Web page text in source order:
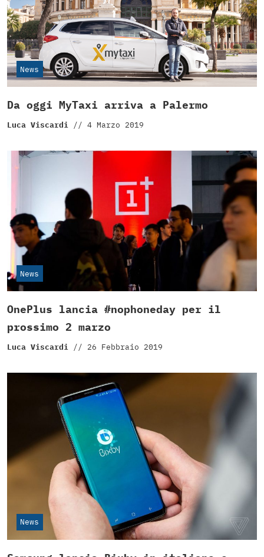
News
Da oggi MyTaxi arriva a Palermo
Luca Viscardi // 4 Marzo 2019
News
OnePlus lancia #nophoneday per il
prossimo 2 marzo
Luca Viscardi // 26 Febbraio 2019
News